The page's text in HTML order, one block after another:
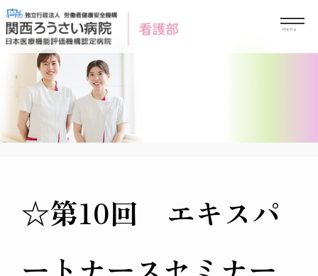
Skip
to
content
☆第10回 エキスパ